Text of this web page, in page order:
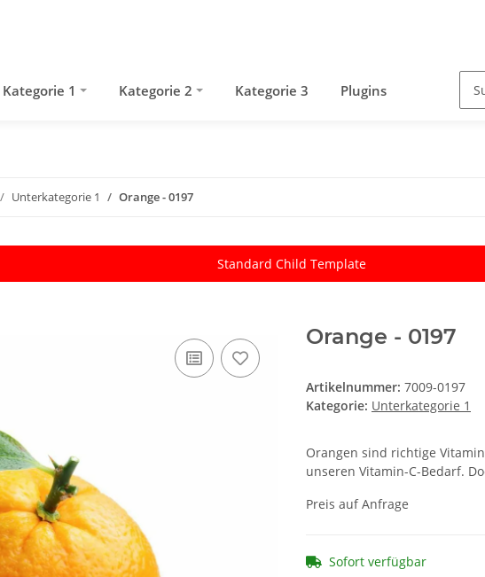
Kategorie 1 Kategorie 2 Kategorie 3 Plugins
Unterkategorie 1 Orange - 0197
Standard Child Template
Orange - 0197
Artikelnummer: 7009-0197
Kategorie: Unterkategorie 1
Orangen sind richtige
unseren Vitamin-C-Bedarf.
Preis auf Anfrage
Sofort verfügbar